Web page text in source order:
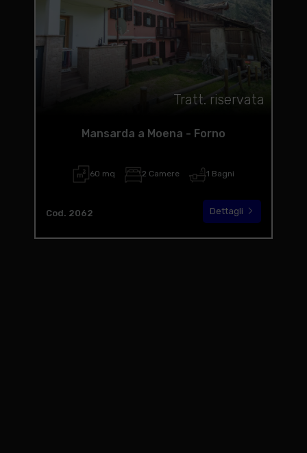
Tratt. riservata
Mansarda a Moena - Forno
60 mq 2 Camere 1 Bagni
Cod. 2062 Dettagli